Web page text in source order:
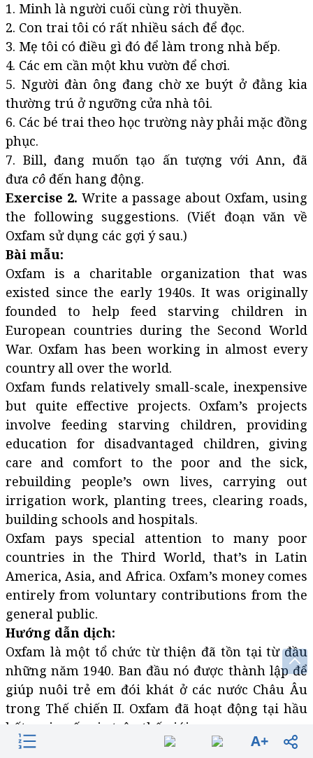
1. Minh là người cuối cùng rời thuyền.
2. Con trai tôi có rất nhiều sách để đọc.
3. Mẹ tôi có điều gì đó để làm trong nhà bếp.
4. Các em cần một khu vườn để chơi.
5. Người đàn ông đang chờ xe buýt ở đằng kia
thường trú ở ngưỡng cửa nhà tôi.
6. Các bé trai theo học trường này phải mặc đồng
phục.
7. Bill, đang muốn tạo ấn tượng với Ann, đã
đưa cô đến hang động.
Exercise 2. Write a passage about Oxfam, using
the following suggestions. (Viết đoạn văn về
Oxfam sử dụng các gợi ý sau.)
Bài mẫu:
Oxfam is a charitable organization that was
existed since the early 1940s. It was originally
founded to help feed starving children in
European countries during the Second World
War. Oxfam has been working in almost every
country all over the world.
Oxfam funds relatively small-scale, inexpensive
but quite effective projects. Oxfam’s projects
involve feeding starving children, providing
education for disadvantaged children, giving
care and comfort to the poor and the sick,
rebuilding people’s own lives, carrying out
irrigation work, planting trees, clearing roads,
building schools and hospitals.
Oxfam pays special attention to many poor
countries in the Third World, that’s in Latin
America, Asia, and Africa. Oxfam’s money comes
entirely from voluntary contributions from the
general public.
Hướng dẫn dịch:
Oxfam là một tổ chức từ thiện đã tồn tại từ đầu
những năm 1940. Ban đầu nó được thành lập để
giúp nuôi trẻ em đói khát ở các nước Châu Âu
trong Thế chiến II. Oxfam đã hoạt động tại hầu
hết mọi quốc gia trên thế giới.
Oxfam tài trợ các dự án tương đối nhỏ, không
A+